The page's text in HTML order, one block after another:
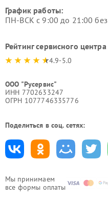
Мы принимаем
все формы оплаты
График работы:
ПН-ВСК с 9:00 до 21:00
Рейтинг сервисного центра
4.9-5.0
ООО "Русервис"
ИНН 7702633247
ОГРН 1077746335776
Поделиться в соц. сетях: